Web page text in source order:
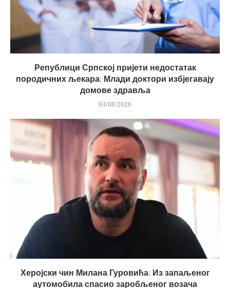
Републици Српској пријети недостатак
породичних љекара: Млади доктори избјегавају
домове здравља
03/08/2026
Херојски чин Милана Гуровића: Из запаљеног
аутомобила спасио заробљеног возача